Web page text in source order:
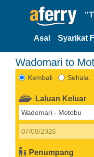
Asal Syarikat
Wadomari to
Kembali Sehala
Laluan Keluar
Penumpang